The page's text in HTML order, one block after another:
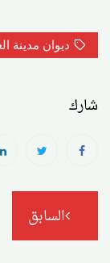
ديوان مدينة
شارك
تصفّح
المقالات
السابق